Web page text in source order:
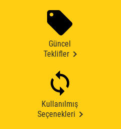
Güncel
Teklifler
Kullanılmış
Seçenekleri